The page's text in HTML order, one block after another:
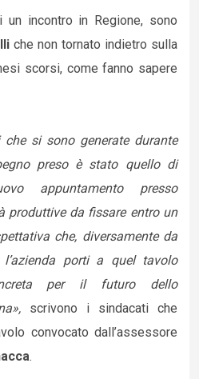
incontro in Regione, sono
che non tornato indietro sulla
scorsi, come fanno sapere
che si sono generate durante
preso è stato quello di
appuntamento presso
produttive da fissare entro un
che, diversamente da
porti a quel tavolo
per il futuro dello
scrivono i sindacati che
convocato dall’assessore
.